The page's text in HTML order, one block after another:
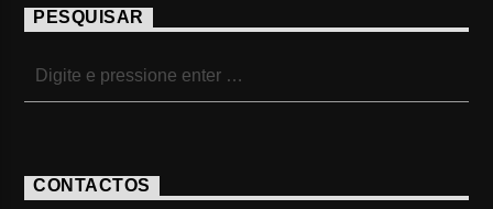
PESQUISAR
CONTACTOS